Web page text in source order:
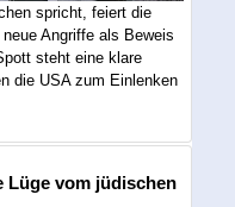
spricht, feiert die
Angriffe als Beweis
steht eine klare
die USA zum Einlenken
Lüge vom jüdischen